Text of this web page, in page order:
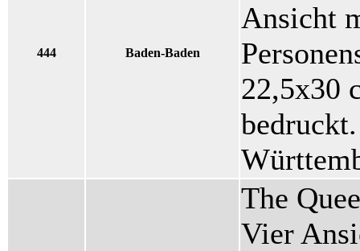
444 Baden-Baden
Ansicht
22,5x30
The
Vier